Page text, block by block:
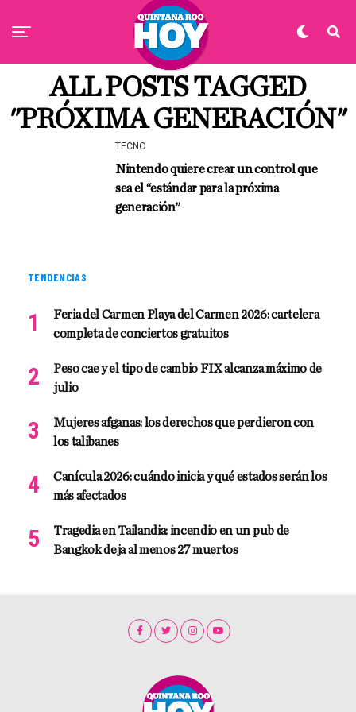
ALL POSTS TAGGED
"PRÓXIMA GENERACIÓN"
TECNO
Nintendo quiere crear un control que
sea el “estándar para la próxima
generación”
TENDENCIAS
Feria del Carmen Playa del Carmen 2026: cartelera
completa de conciertos gratuitos
Peso cae y el tipo de cambio FIX alcanza máximo de
julio
Mujeres afganas: los derechos que perdieron con
los talibanes
Canícula 2026: cuándo inicia y qué estados serán los
más afectados
Tragedia en Tailandia: incendio en un pub de
Bangkok deja al menos 27 muertos